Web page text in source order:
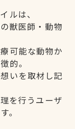
ルは、
獣医師・動物
可能な動物か
的。
いを取材し記
を行うユーザ
。